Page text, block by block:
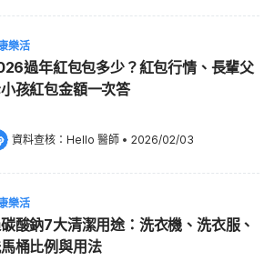
樂活
過年紅包包多少？紅包行情、長輩父
孩紅包金額一次答
資料查核： Hello 醫師 • 2026/02/03
樂活
酸鈉7大清潔用途：洗衣機、洗衣服、
桶比例與用法